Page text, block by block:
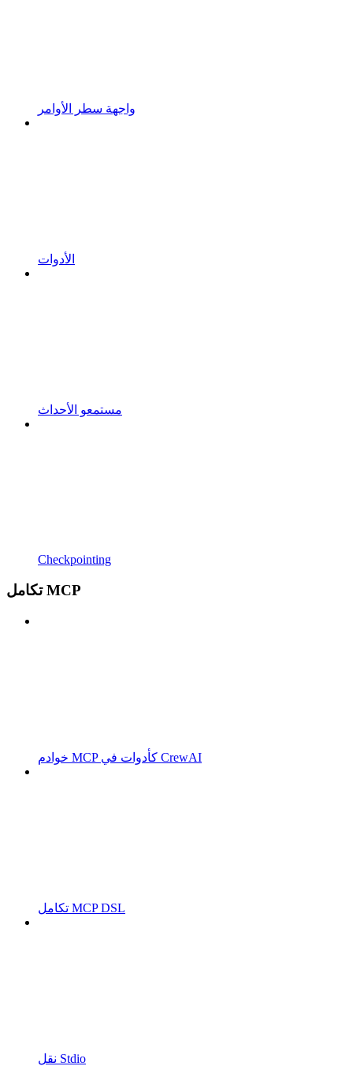
واجهة سطر الأوامر
الأدوات
مستمعو الأحداث
Checkpointing
تكامل MCP
خوادم MCP كأدوات في CrewAI
تكامل MCP DSL
نقل Stdio